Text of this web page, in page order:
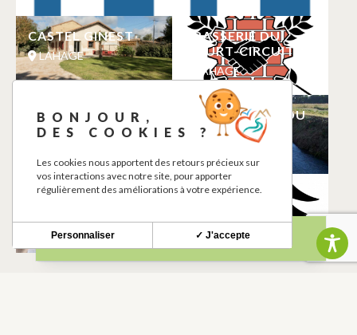
CASTEL GINEST
LAHAGE
BRASSERIE DU
COURT-CIRCUIT
LAHAGE
MANJAR VIU
LAHAGE
PECHE VALLEE DU
TOUCH
NATURE EN
LAHAGE
AIRE DE PIQUE-
LAHAGE
BONJOUR,
DES COOKIES ?
Les cookies nous apportent des retours précieux sur
vos interactions avec notre site, pour apporter
régulièrement des améliorations à votre expérience.
✓ J'accepte
Personnaliser